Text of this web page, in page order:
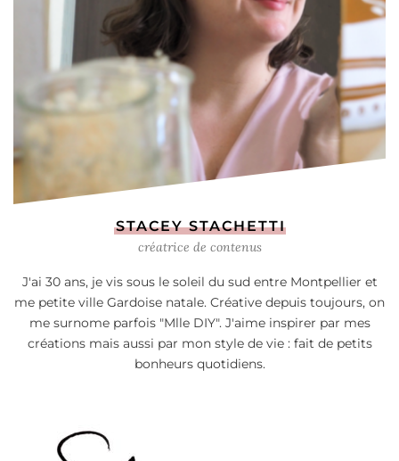
STACEY STACHETTI
créatrice de contenus
J'ai 30 ans, je vis sous le soleil du sud entre Montpellier et
me petite ville Gardoise natale. Créative depuis toujours, on
me surnome parfois "Mlle DIY". J'aime inspirer par mes
créations mais aussi par mon style de vie : fait de petits
bonheurs quotidiens.